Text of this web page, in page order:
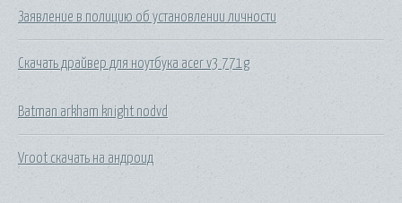
Заявление в полицию об установлении личности
Скачать драйвер для ноутбука acer v3 771g
Batman arkham knight nodvd
Vroot скачать на андроид